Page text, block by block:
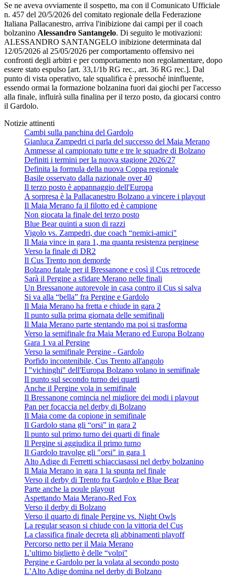
Se ne aveva ovviamente il sospetto, ma con il Comunicato Ufficiale
n. 457 del 20/5/2026 del comitato regionale della Federazione
Italiana Pallacanestro, arriva l'inibizione dai campi per il coach
bolzanino Alessandro Santangelo. Di seguito le motivazioni:
ALESSANDRO SANTANGELO inibizione determinata dal
12/05/2026 al 25/05/2026 per comportamento offensivo nei
confronti degli arbitri e per comportamento non regolamentare, dopo
essere stato espulso [art. 33,1/1b RG rec., art. 36 RG rec.]. Dal
punto di vista operativo, tale squalifica è pressoché ininfluente,
essendo ormai la formazione bolzanina fuori dai giochi per l'accesso
alla finale, influirà sulla finalina per il terzo posto, da giocarsi contro
il Gardolo.
Notizie attinenti
Cambi sulla panchina del Gardolo
Gianluca Zampedri ci parla del successo del Maia Merano
Ammesse al campionato tutte e tre le squadre di Bolzano
Definiti i termini per la nuova stagione 2026/27
Definita la formula della nuova Coppa regionale
Basile osservato dalla nazionale over 40
Il terzo posto è appannaggio dell'Europa
A sorpresa è la Pallacanestro Bolzano a vincere i playout
Il Maia Merano fa il filotto ed è campione
Non giocata la finale del terzo posto
Blue Bear quinti a suon di razzi
Vigolo vs. Zampedri, due coach “nemici-amici"
Il Maia vince in gara 1, ma quanta resistenza perginese
Verso la finale di DR2
Il Cus Trento non demorde
Bolzano fatale per il Bressanone e così il Cus retrocede
Sarà il Pergine a sfidare Merano nelle finali
Un Bressanone autorevole in casa contro il Cus si salva
Si va alla “bella” fra Pergine e Gardolo
Il Maia Merano ha fretta e chiude in gara 2
Il punto sulla prima giornata delle semifinali
Il Maia Merano parte stentando ma poi si trasforma
Verso la semifinale fra Maia Merano ed Europa Bolzano
Gara 1 va al Pergine
Verso la semifinale Pergine - Gardolo
Porfido incontenibile, Cus Trento all'angolo
I "vichinghi" dell'Europa Bolzano volano in semifinale
Il punto sul secondo turno dei quarti
Anche il Pergine vola in semifinale
Il Bressanone comincia nel migliore dei modi i playout
Pan per focaccia nel derby di Bolzano
Il Maia come da copione in semifinale
Il Gardolo stana gli “orsi” in gara 2
Il punto sul primo turno dei quarti di finale
Il Pergine si aggiudica il primo turno
Il Gardolo travolge gli "orsi" in gara 1
Alto Adige di Ferretti schiacciasassi nel derby bolzanino
Il Maia Merano in gara 1 la spunta nel finale
Verso il derby di Trento fra Gardolo e Blue Bear
Parte anche la poule playout
Aspettando Maia Merano-Red Fox
Verso il derby di Bolzano
Verso il quarto di finale Pergine vs. Night Owls
La regular season si chiude con la vittoria del Cus
La classifica finale decreta gli abbinamenti playoff
Percorso netto per il Maia Merano
L’ultimo biglietto è delle “volpi"
Pergine e Gardolo per la volata al secondo posto
L’Alto Adige domina nel derby di Bolzano